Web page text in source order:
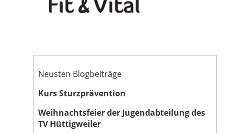
Neusten Blogbeiträge
Kurs Sturzprävention
Weihnachtsfeier der Jugendabteilung des
TV Hüttigweiler